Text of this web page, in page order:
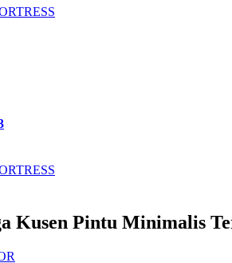
Kusen Pintu Minimalis